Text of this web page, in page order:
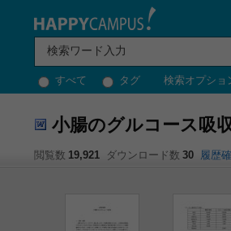
すべて タグ 検索オプショ
小腸のグルコース吸
閲覧数 19,921 ダウンロード数 30 履歴